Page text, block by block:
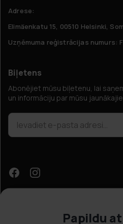
Adrese:
Elimäenkatu 15, 00510 Helsinki,
Uzņēmuma reģistrācijas numurs:
Biļetens
Abonējiet mūsu biļetenu, lai
un informāciju par mūsu
Papildu